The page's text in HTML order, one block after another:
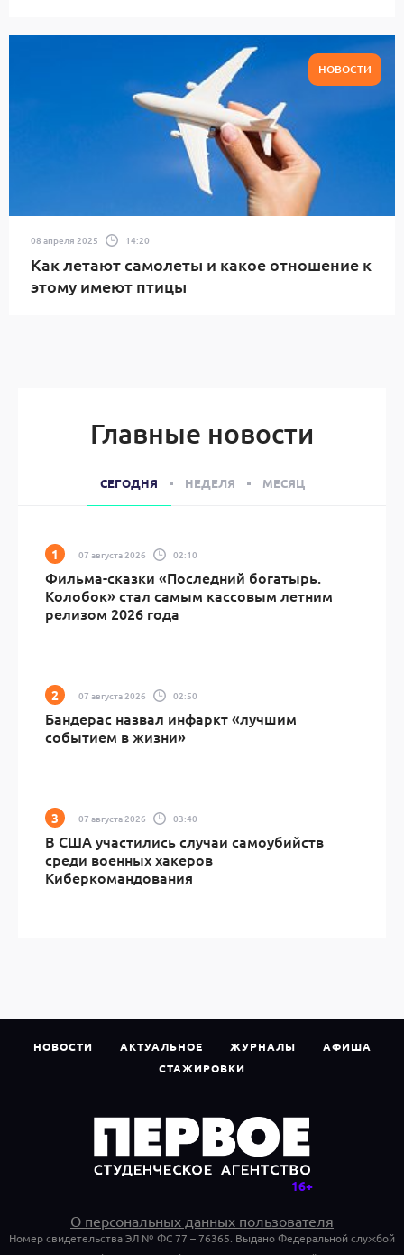
НОВОСТИ
08 апреля 2025 14:20
Как летают самолеты и какое отношение к
этому имеют птицы
Главные новости
СЕГОДНЯ НЕДЕЛЯ МЕСЯЦ
07 августа 2026 02:10
Фильма-сказки «Последний богатырь.
Колобок» стал самым кассовым летним
релизом 2026 года
07 августа 2026 02:50
Бандерас назвал инфаркт «лучшим
событием в жизни»
07 августа 2026 03:40
В США участились случаи самоубийств
среди военных хакеров
Киберкомандования
НОВОСТИ АКТУАЛЬНОЕ ЖУРНАЛЫ
АФИША
СТАЖИРОВКИ
О персональных данных пользователя
Номер свидетельства ЭЛ № ФС 77 – 76365. Выдано Федеральной службой